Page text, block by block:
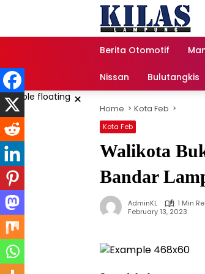
Berita Otomotif
Nissan Bulutangkis
× Home Kota Feb
Kota Feb
Walikota
Bandar
AdminKL
1 Min
February 13, 2023